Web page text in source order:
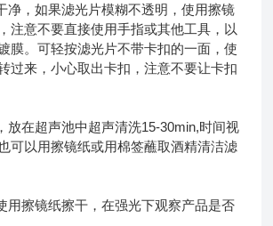
净，如果滤光片模糊不透明，使用擦镜
注意不要直接使用手指或其他工具，以
膜。可轻按滤光片不带卡扣的一面，使
过来，小心取出卡扣，注意不要让卡扣
放在超声池中超声清洗15-30min,时间视
可以用擦镜纸或用棉签蘸取酒精清洁滤
用擦镜纸擦干，在强光下观察产品是否